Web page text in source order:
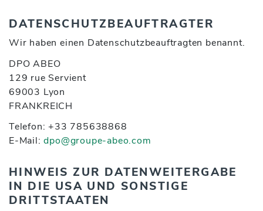
DATENSCHUTZ­BEAUFTRAGTER
Wir haben einen Datenschutzbeauftragten benannt.
DPO ABEO
129 rue Servient
69003 Lyon
FRANKREICH
Telefon: +33 785638868
E-Mail:dpo@groupe-abeo.com
HINWEIS ZUR DATENWEITERGABE
IN DIE USA UND SONSTIGE
DRITTSTAATEN